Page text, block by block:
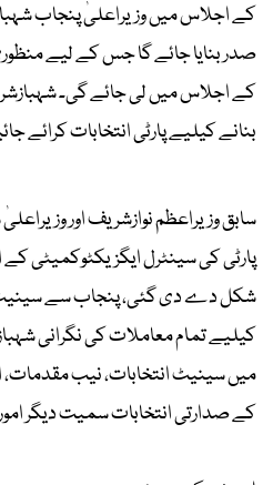
کے اجلاس میں وزیراعلیٰ پنجاب
صدر بنایا جائے گا جس کے لیے
کے اجلاس میں لی جائے گی۔
بنانے کیلیے پارٹی انتخابات کرائے
سابق وزیراعظم نوازشر یف اور
پارٹی کی سینٹرل ایگزیکٹوکمیٹی
شکل دے دی گئی، پنجاب سے سینیٹ
کیلیے تمام معاملات کی نگرانی
میں سینیٹ انتخابات، نیب مقدمات،
کے صدارتی انتخابات سمیت دیگر